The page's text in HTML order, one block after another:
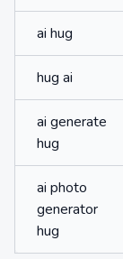
ai hug
hug ai
ai generate
hug
ai photo
generator
hug